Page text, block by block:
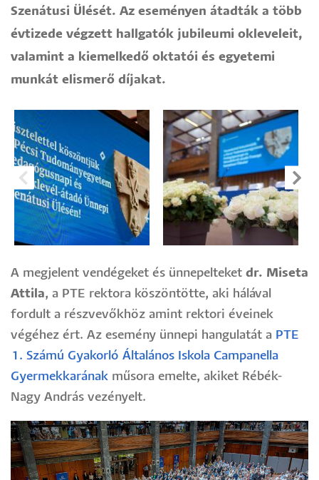
Szenátusi Ülését. Az eseményen átadták a több
évtizede végzett hallgatók jubileumi okleveleit,
valamint a kiemelkedő oktatói és egyetemi
munkát elismerő díjakat.
A megjelent vendégeket és ünnepelteket dr. Miseta
Attila, a PTE rektora köszöntötte, aki hálával
fordult a részvevőkhöz amint rektori éveinek
végéhez ért. Az esemény ünnepi hangulatát a PTE
1. Számú Gyakorló Általános Iskola Campanella
Gyermekkarának műsora emelte, akiket Rébék-
Nagy András vezényelt.